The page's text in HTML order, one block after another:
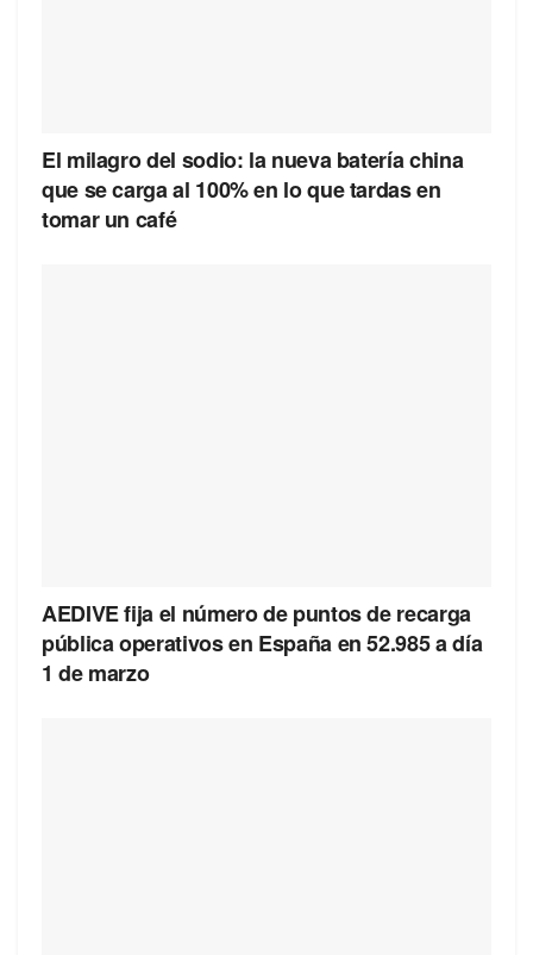
El milagro del sodio: la nueva batería china
que se carga al 100% en lo que tardas en
tomar un café
AEDIVE fija el número de puntos de recarga
pública operativos en España en 52.985 a día
1 de marzo